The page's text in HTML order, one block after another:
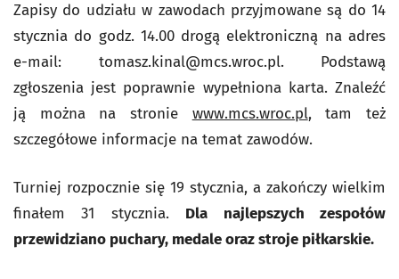
Zapisy do udziału w zawodach przyjmowane są do 14
stycznia do godz. 14.00 drogą elektroniczną na adres
e-mail: tomasz.kinal@mcs.wroc.pl. Podstawą
zgłoszenia jest poprawnie wypełniona karta. Znaleźć
ją można na stronie www.mcs.wroc.pl, tam też
szczegółowe informacje na temat zawodów.
Turniej rozpocznie się 19 stycznia, a zakończy wielkim
finałem 31 stycznia. Dla najlepszych zespołów
przewidziano puchary, medale oraz stroje piłkarskie.